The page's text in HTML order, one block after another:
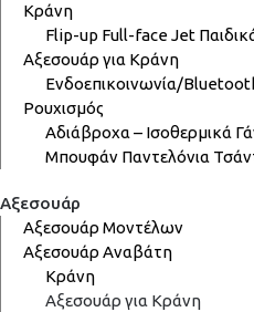
Κράνη
Flip-up Full-faceJet
Αξεσουάρ για Κράνη
Ενδοεπικοινωνία/
Ρουχισμός
Αδιάβροχα – Ισοθερμικά
Μπουφάν Παντελόνια
Αξεσουάρ
Αξεσουάρ Μοντέλων
Αξεσουάρ Αναβάτη
Κράνη
Αξεσουάρ για Κράνη